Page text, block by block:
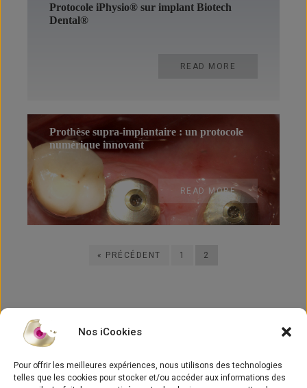
Nos iCookies
Pour offrir les meilleures expériences, nous utilisons des technologies
telles que les cookies pour stocker et/ou accéder aux informations des
Protocole iPhysio® sur implant Biotech
Dental®
READ MORE
Prothèse supra-implantaire : un protocole
numérique innovant
READ MORE
« PRÉCÉDENT 1 2